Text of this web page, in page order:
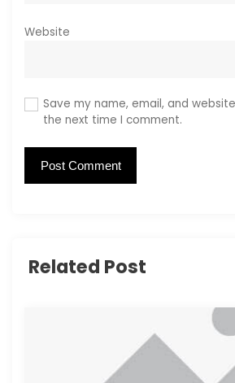
Website
Save my name, email, and
the next time I comment.
Related Post